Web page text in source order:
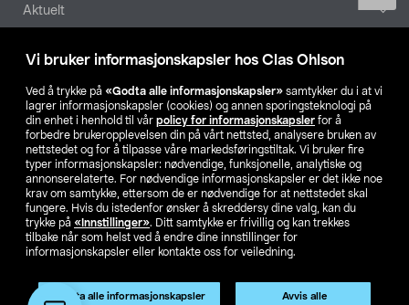
Vi bruker informasjonskapsler hos Clas Ohlson
Ved å trykke på «Godta alle informasjonskapsler» samtykker du i at vi
lagrer informasjonskapsler (cookies) og annen sporingsteknologi på
din enhet i henhold til vår policy for informasjonskapsler for å
forbedre brukeropplevelsen din på vårt nettsted, analysere bruken av
nettstedet og for å tilpasse våre markedsføringstiltak. Vi bruker fire
typer informasjonskapsler: nødvendige, funksjonelle, analytiske og
annonserelaterte. For nødvendige informasjonskapsler er det ikke noe
krav om samtykke, ettersom de er nødvendige for at nettstedet skal
fungere. Hvis du istedenfor ønsker å skreddersy dine valg, kan du
trykke på «Innstillinger». Ditt samtykke er frivillig og kan trekkes
tilbake når som helst ved å endre dine innstillinger for
informasjonskapsler eller kontakte oss for veiledning.
Godta alle informasjonskapsler Avvis alle
Aktuelt
Våre selskaper
Finn din butikk
SE NO FI
Endre til priser ekskl. moms